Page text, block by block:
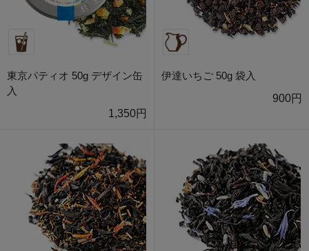
東京パティオ 50g デザイン缶
入
1,350円
伊達いちご 50g 袋入
900円